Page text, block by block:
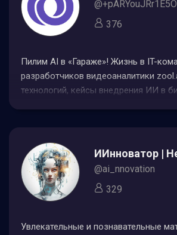
376
Пилим AI в «Гараже»! Жизнь в IT-
разработчиков видеоаналитики
технологий, кейсы внедрения ИИ в
ИИнноватор |
@ai_nnovation
329
Увлекательные и познавательные